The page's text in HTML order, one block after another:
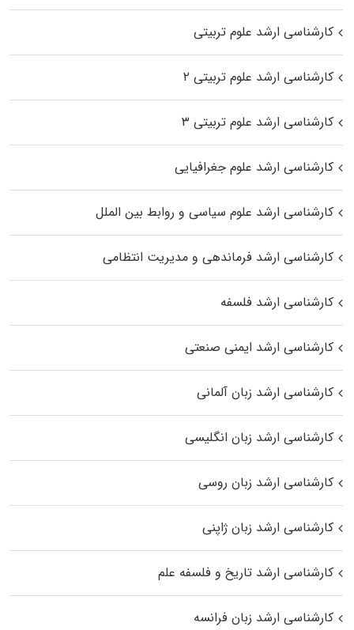
کارشناسی ارشد علوم تربیتی
کارشناسی ارشد علوم تربیتی ۲
کارشناسی ارشد علوم تربیتی ۳
کارشناسی ارشد علوم جغرافیایی
کارشناسی ارشد علوم سیاسی و روابط بین الملل
کارشناسی ارشد فرماندهی و مدیریت انتظامی
کارشناسی ارشد فلسفه
کارشناسی ارشد ایمنی صنعتی
کارشناسی ارشد زبان آلمانی
کارشناسی ارشد زبان انگلیسی
کارشناسی ارشد زبان روسی
کارشناسی ارشد زبان ژاپنی
کارشناسی ارشد تاریخ و فلسفه علم
کارشناسی ارشد زبان فرانسه